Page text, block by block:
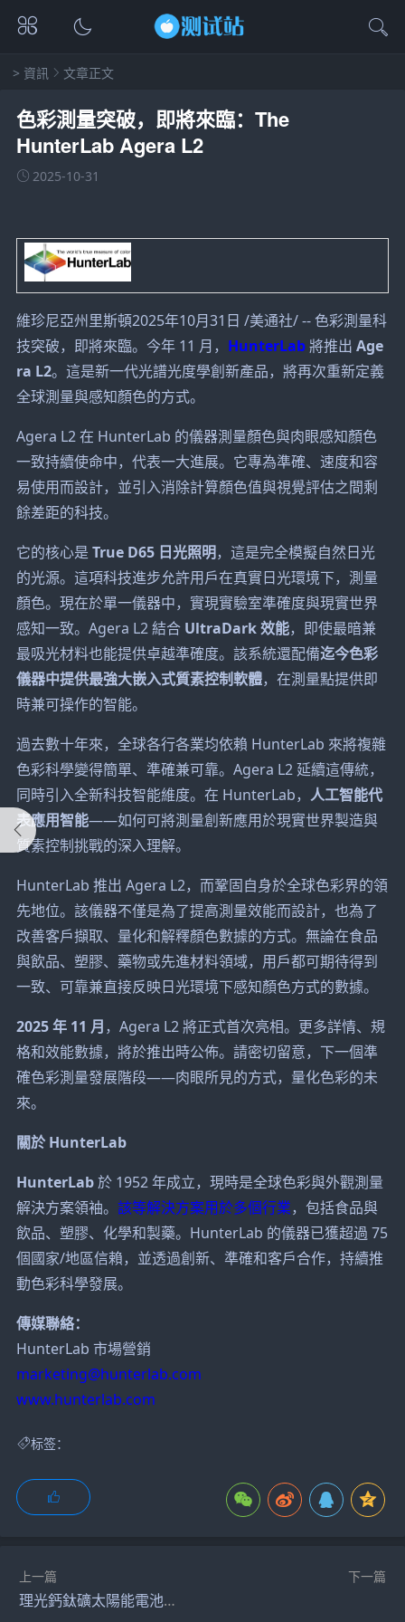
> 資訊 文章正文
色彩測量突破，即將來臨：The
HunterLab Agera L2
2025-10-31
維珍尼亞州里斯頓2025年10月31日 /美通社/ -- 色彩測量科
技突破，即將來臨。今年 11 月， HunterLab將推出 Age
ra L2。這是新一代光譜光度學創新產品，將再次重新定義
全球測量與感知顏色的方式。
Agera L2 在 HunterLab 的儀器測量顏色與肉眼感知顏色
一致持續使命中，代表一大進展。它專為準確、速度和容
易使用而設計，並引入消除計算顏色值與視覺評估之間剩
餘差距的科技。
它的核心是 True D65 日光照明，這是完全模擬自然日光
的光源。這項科技進步允許用戶在真實日光環境下，測量
顏色。現在於單一儀器中，實現實驗室準確度與現實世界
感知一致。Agera L2 結合 UltraDark 效能，即使最暗兼
最吸光材料也能提供卓越準確度。該系統還配備迄今色彩
儀器中提供最強大嵌入式質素控制軟體，在測量點提供即
時兼可操作的智能。
過去數十年來，全球各行各業均依賴 HunterLab 來將複雜
色彩科學變得簡單、準確兼可靠。Agera L2 延續這傳統，
同時引入全新科技智能維度。在 HunterLab， 人工智能代
表應用智能——如何可將測量創新應用於現實世界製造與
質素控制挑戰的深入理解。
HunterLab 推出 Agera L2，而鞏固自身於全球色彩界的領
先地位。該儀器不僅是為了提高測量效能而設計，也為了
改善客戶擷取、量化和解釋顏色數據的方式。無論在食品
與飲品、塑膠、藥物或先進材料領域，用戶都可期待得到
一致、可靠兼直接反映日光環境下感知顏色方式的數據。
2025 年 11 月 ，Agera L2 將正式首次亮相。更多詳情、規
格和效能數據，將於推出時公佈。請密切留意，下一個準
確色彩測量發展階段——肉眼所見的方式，量化色彩的未
來。
關於 HunterLab
HunterLab於 1952 年成立，現時是全球色彩與外觀測量
解決方案領袖。 該等解決方案用於多個行業，包括食品與
飲品、塑膠、化學和製藥。HunterLab 的儀器已獲超過 75
個國家/地區信賴，並透過創新、準確和客戶合作，持續推
動色彩科學發展。
傳媒聯絡：
HunterLab 市場營銷
marketing@hunterlab.com
www.hunterlab.com
标签：
上一篇
理光鈣鈦礦太陽能電池搭載於日本宇宙航空研究開發機構（JAXA）所開發的太空貨運飛船 HTV-X1
下一篇